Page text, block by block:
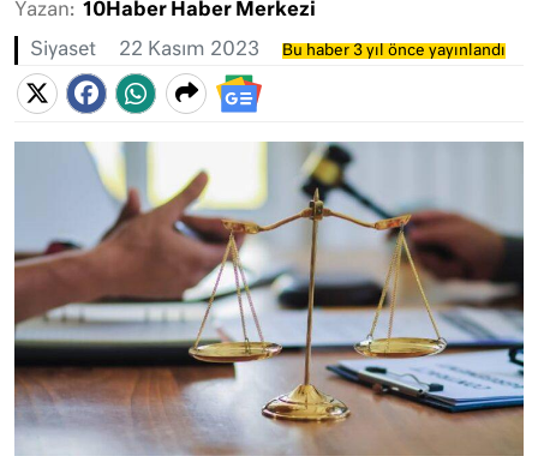
Yazan: 10Haber Haber Merkezi
Siyaset 22 Kasım 2023 Bu haber 3 yıl önce yayınlandı